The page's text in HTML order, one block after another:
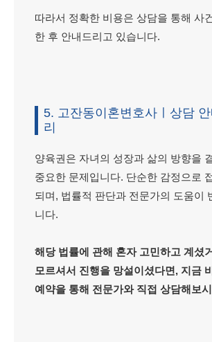
따라서 정확한 비용은 상담을 통해 사
한 후 안내드리고 있습니다.
5. 고잔동이혼변호사ㅣ상담
리
양육권은 자녀의 성장과 삶의 방향을
중요한 문제입니다. 단순한 감정으로
되며, 법률적 판단과 전문가의 도움이
니다.
해당 법률에 관해 혼자 고민하고 계셨
모르셔서 진행을 망설이셨다면, 지금
예약을 통해 전문가와 직접 상담해보